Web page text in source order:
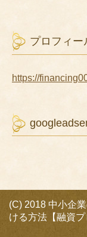
プロフィー
https://
(C) 2018 中小企
ける方法【融資プ